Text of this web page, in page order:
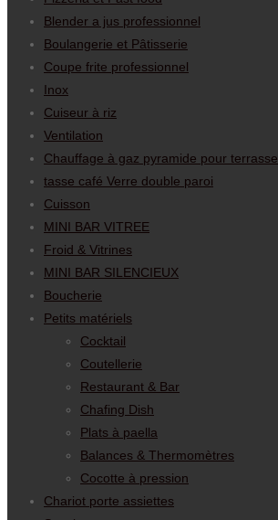
Blender a jus professionnel
Boulangerie et Pâtisserie
Coupe frite professionnel
Inox
Cuiseur à riz
Ventilation
Chauffage à gaz pyramide pour terrasse
tasse café Verre double paroi
Cuisson
MINI BAR VITREE
Froid & Vitrines
MINI BAR SILENCIEUX
Boucherie
Petits matériels
Cocktail
Coutellerie
Restaurant & Bar
Chafing Dish
Plats à paella
Balances & Thermomètres
Cocotte à pression
Chariot porte assiettes